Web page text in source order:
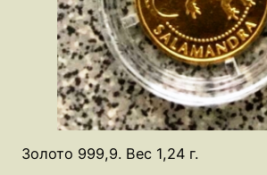
Золото 999,9. Вес 1,24 г.